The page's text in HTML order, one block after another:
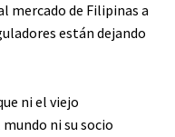
mercado de Filipinas a
están dejando
ni el viejo
ni su socio